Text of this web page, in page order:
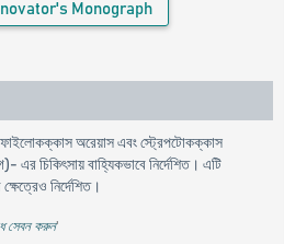
Monograph
অরেয়াস এবং স্ট্রেপটোকক্কাস
এর চিকিৎসায় বাহ্যিকভাবে নির্দেশিত। এটি
নির্দেশিত।
সেবন করুন'